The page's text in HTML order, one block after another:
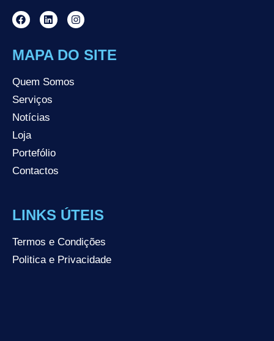
MAPA DO SITE
Quem Somos
Serviços
Notícias
Loja
Portefólio
Contactos
LINKS ÚTEIS
Termos e Condições
Politica e Privacidade